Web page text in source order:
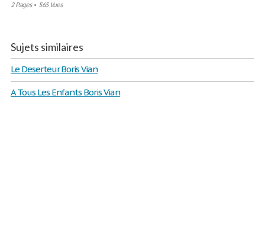
2 Pages• 565 Vues
Sujets similaires
Le Deserteur Boris Vian
A Tous Les Enfants Boris Vian